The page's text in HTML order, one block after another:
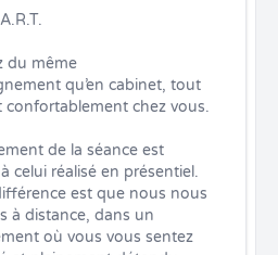
du même
qu’en cabinet, tout
confortablement chez vous.
de la séance est
celui réalisé en présentiel.
est que nous nous
à distance, dans un
où vous vous sentez